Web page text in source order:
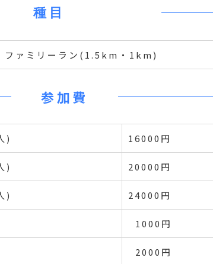
種目
ファミリーラン(1.5km・1km)
参加費
) 16000円
) 20000円
) 24000円
1000円
2000円